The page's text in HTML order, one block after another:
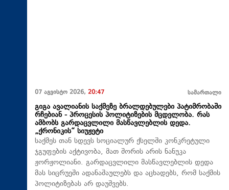
07 აგვისტო 2026, 20:47 სამართალი
გიგა ავალიანის საქმეზე ბრალდებულები პატიმრობაში
რჩებიან - პროცესის პოლიტიზების მცდელობა. რას
ამბობს გარდაცვლილი მასწავლებლის დედა.
„ქრონიკის“ სიუჟეტი
საქმეს თან სდევს სოციალურ ქსელში კონკრეტული
ჯგუფების აქტივობა, მათ შორის არის ნანუკა
ჟორჟოლიანი. გარდაცვლილი მასწავლებლის დედა
მას სიცრუეში ადანაშაულებს და აცხადებს, რომ საქმის
პოლიტიზებას არ დაუშვებს.